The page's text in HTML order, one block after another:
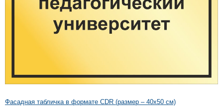
Фасадная табличка в формате CDR (размер – 40х50 см)